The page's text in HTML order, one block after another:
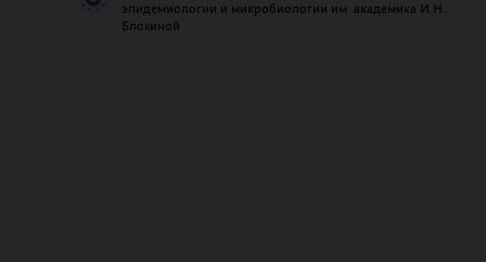
эпидемиологии и микробиологии им. академика И.Н.
Блохиной